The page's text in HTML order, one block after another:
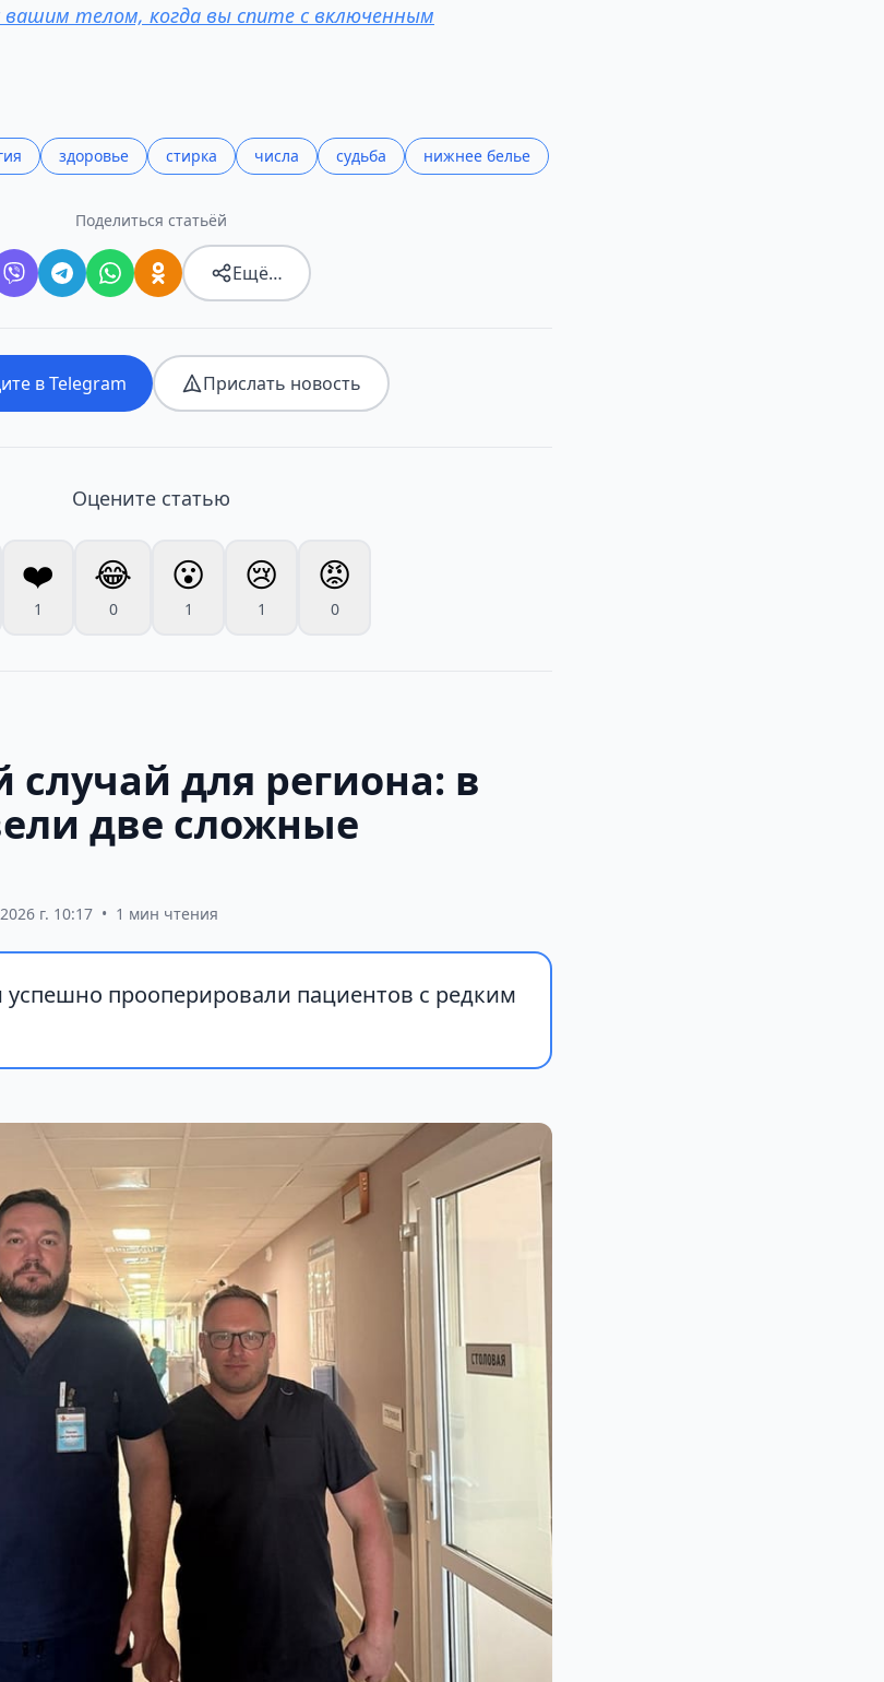
телом, когда вы спите с включенным
здоровье стирка числа судьба нижнее белье
Поделиться статьёй
Ещё…
в Telegram Прислать новость
Оцените статью
❤️
1
😂
0
😮
1
😢
1
😡
0
для региона: в
две сложные
г. 10:17 • 1 мин чтения
успешно прооперировали пациентов с редким